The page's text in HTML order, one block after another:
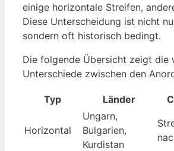
einige horizontale Streifen,
Diese Unterscheidung ist nicht
sondern oft historisch bedingt.
Die folgende Übersicht zeigt die
Unterschiede zwischen den
Typ Länder
Horizontal
Ungarn,
Bulgarien,
Kurdistan